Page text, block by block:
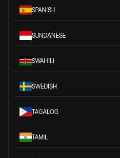
SPANISH
SUNDANESE
SWAHILI
SWEDISH
TAGALOG
TAMIL